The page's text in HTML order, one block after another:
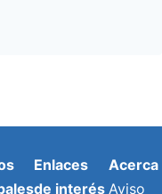
Enlaces
de interés
Acerca
Aviso